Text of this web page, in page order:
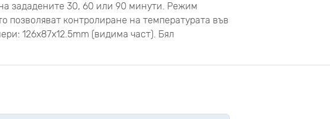
зададените 30, 60 или 90 минути. Режим
позволяват контролиране на температурата във
126x87x12.5mm (видима част). Бял